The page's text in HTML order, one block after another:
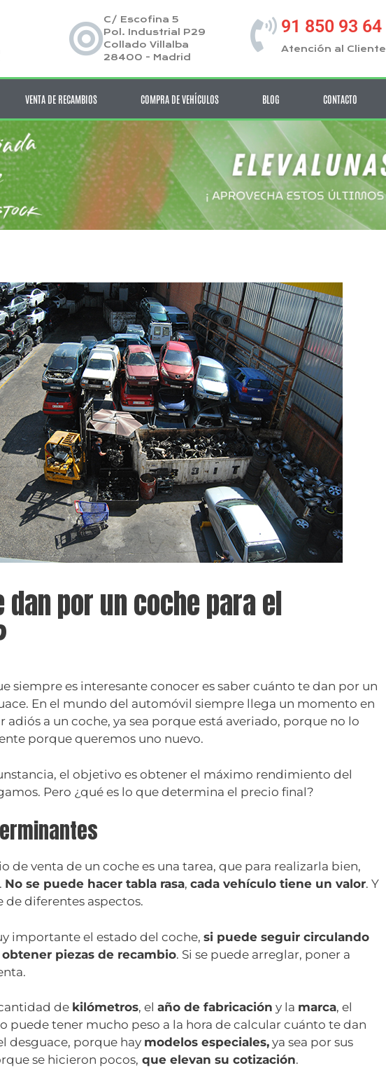
C/ Escofina 5
Pol. Industrial P29
Collado Villalba
28400 - Madrid
91 850 93 64
Atención al Cliente
VENTA DE RECAMBIOS COMPRA DE VEHÍCULOS BLOG CONTACTO
dan por un coche para el
siempre es interesante conocer es saber cuánto te dan por un
En el mundo del automóvil siempre llega un momento en
adiós a un coche, ya sea porque está averiado, porque no lo
porque queremos uno nuevo.
el objetivo es obtener el máximo rendimiento del
Pero ¿qué es lo que determina el precio final?
de venta de un coche es una tarea, que para realizarla bien,
No se puede hacer tabla rasa, cada vehículo tiene un valor. Y
de diferentes aspectos.
importante el estado del coche, si puede seguir circulando
obtener piezas de recambio. Si se puede arreglar, poner a
de kilómetros, el año de fabricación y la marca, el
puede tener mucho peso a la hora de calcular cuánto te dan
desguace, porque hay modelos especiales, ya sea por sus
se hicieron pocos, que elevan su cotización.